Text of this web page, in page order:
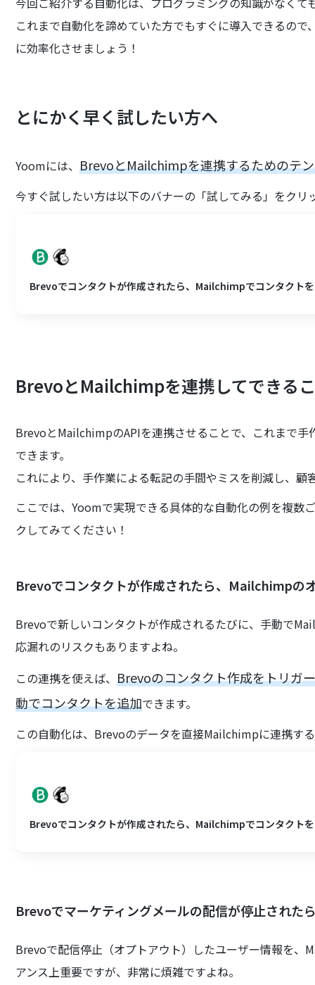
これまで自動化を諦めていた方でもすぐに導入できるの
に効率化させましょう！
とにかく早く試したい方へ
Yoomには、BrevoとMailchimpを連携するためのテ
今すぐ試したい方は以下のバナーの「試してみる」をクリ
Brevoでコンタクトが作成されたら、Mailchimpでコンタクト
BrevoとMailchimpを連携してできる
BrevoとMailchimpのAPIを連携させることで、これまで
できます。
これにより、手作業による転記の手間やミスを削減し、
ここでは、Yoomで実現できる具体的な自動化の例を複数
クしてみてください！
Brevoでコンタクトが作成されたら、Mailchimpの
Brevoで新しいコンタクトが作成されるたびに、手動で
応漏れのリスクもありますよね。
この連携を使えば、Brevoのコンタクト作成をトリガ
動でコンタクトを追加できます。
この自動化は、Brevoのデータを直接Mailchimpに連携す
Brevoでコンタクトが作成されたら、Mailchimpでコンタクト
Brevoでマーケティングメールの配信が停止され
Brevoで配信停止（オプトアウト）したユーザー情報を
アンス上重要ですが、非常に煩雑ですよね。